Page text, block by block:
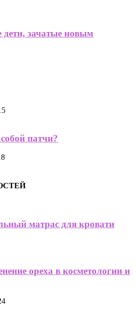
зачатые новым
патчи?
матрас для кровати
ореха в косметологии и